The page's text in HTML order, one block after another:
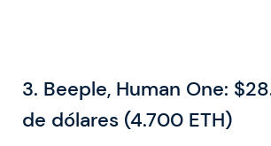
3. Beeple, Human One:
de dólares (4.700 ETH)